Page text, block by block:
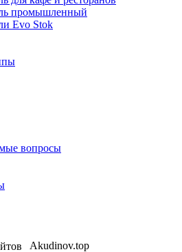
промышленный
Evo Stok
вопросы
Akudinov.top